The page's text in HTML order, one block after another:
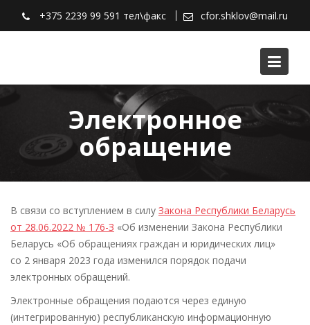
+375 2239 99 591 тел\факс cfor.shklov@mail.ru
Электронное
обращение
В связи со вступлением в силу Закона Республики Беларусь
от 28.06.2022 № 176-З «Об изменении Закона Республики
Беларусь «Об обращениях граждан и юридических лиц»
со 2 января 2023 года изменился порядок подачи
электронных обращений.
Электронные обращения подаются через единую
(интегрированную) республиканскую информационную